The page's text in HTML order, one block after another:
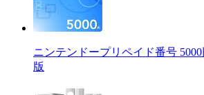
ニンテンドープリペイド番号
版